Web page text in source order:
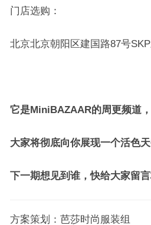
门店选购：
北京北京朝阳区建国路87号
它是MiniBAZAAR的周更频道，
大家将彻底向你展现一个活色
下一期想见到谁，快给大家留言
方案策划：芭莎时尚服装组